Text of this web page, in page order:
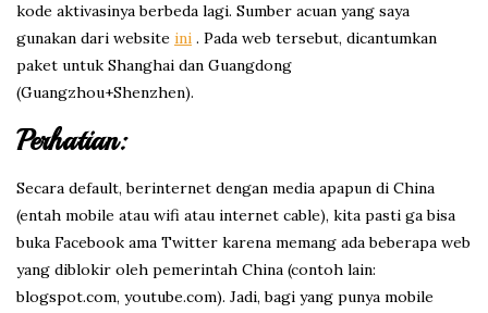
kode aktivasinya berbeda lagi. Sumber acuan yang saya
gunakan dari website ini . Pada web tersebut, dicantumkan
paket untuk Shanghai dan Guangdong
(Guangzhou+Shenzhen).
Perhatian:
Secara default, berinternet dengan media apapun di China
(entah mobile atau wifi atau internet cable), kita pasti ga bisa
buka Facebook ama Twitter karena memang ada beberapa web
yang diblokir oleh pemerintah China (contoh lain:
blogspot.com, youtube.com). Jadi, bagi yang punya mobile